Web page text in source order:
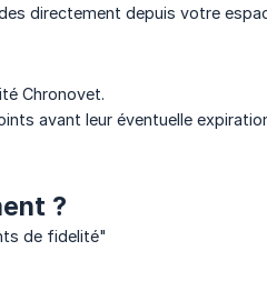
directement depuis votre
Chronovet.
avant leur éventuelle
?
de fidelité"